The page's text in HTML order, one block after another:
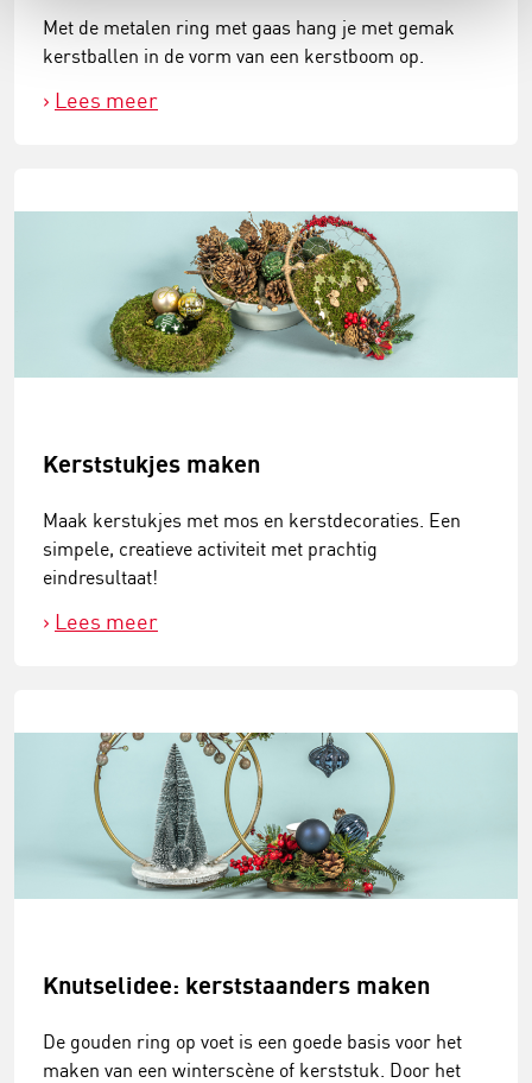
Met de metalen ring met gaas hang je met gemak
kerstballen in de vorm van een kerstboom op.
Lees meer
Kerststukjes maken
Maak kerstukjes met mos en kerstdecoraties. Een
simpele, creatieve activiteit met prachtig
eindresultaat!
Lees meer
Knutselidee: kerststaanders maken
De gouden ring op voet is een goede basis voor het
maken van een winterscène of kerststuk. Door het